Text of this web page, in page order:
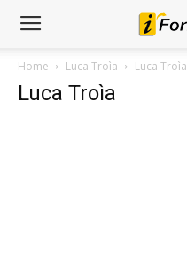
Home Luca Troìa Luca Troìa
Luca Troìa